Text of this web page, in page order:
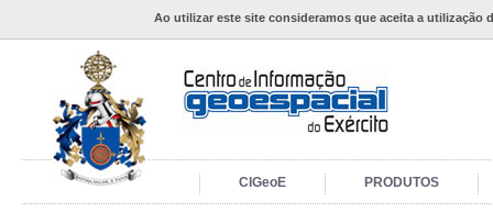
Ao utilizar este site consideramos que aceita a utilização
CIGeoE PRODUTOS